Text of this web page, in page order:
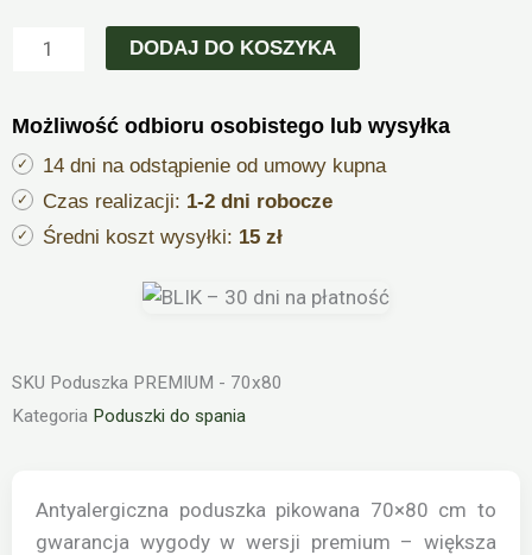
pikowana
zamkiem
PREMIUM
70x80
DODAJ DO KOSZYKA
Możliwość odbioru osobistego lub wysyłka
14 dni na odstąpienie od umowy kupna
Czas realizacji: 1-2 dni robocze
Średni koszt wysyłki: 15 zł
SKU Poduszka PREMIUM - 70x80
Kategoria Poduszki do spania
Antyalergiczna poduszka pikowana 70×80 cm to
gwarancja wygody w wersji premium – większa